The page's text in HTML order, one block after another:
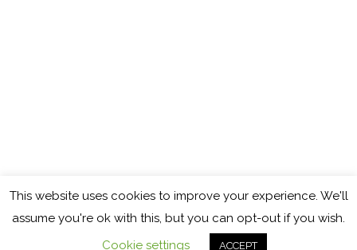
Copyright © 2026 Cocinando con Mamy
Política de privacidad Aviso legal
This website uses cookies to improve your experience. We'll
assume you're ok with this, but you can opt-out if you wish.
Cookie settings
ACCEPT